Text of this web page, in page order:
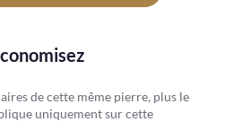
de cette même pierre, plus le
uniquement sur cette